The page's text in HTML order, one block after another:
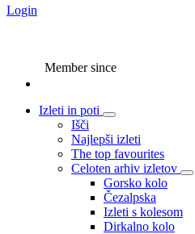
Login
Member since
Izleti in poti
Išči
Najlepši izleti
The top favourites
Celoten arhiv izletov
Gorsko kolo
Čezalpska
Izleti s kolesom
Dirkalno kolo